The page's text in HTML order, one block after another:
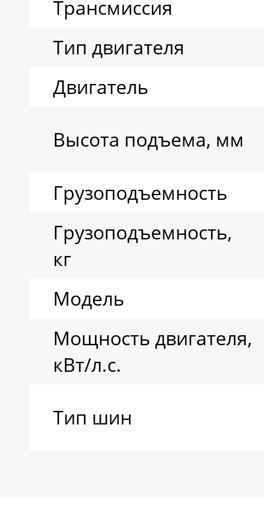
Трансмиссия
Тип двигателя
Двигатель
Высота подъема, мм
Грузоподъемность
Грузоподъемность,
кг
Модель
Мощность двигателя,
кВт/л.с.
Тип шин